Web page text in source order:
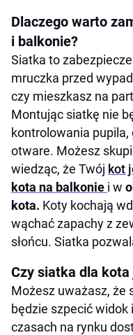
Dlaczego warto
i balkonie?
Siatka to
mruczka przed
czy mieszkasz na
Montując siatkę nie
kontrolowania
otware. Możesz
wiedząc, że Twój kot
kota na balkonie i w
kota. Koty kochają
wąchać zapachy z
słońcu. Siatka
Czy siatka dla
Możesz uważasz, że
będzie szpecić widok
czasach na rynku